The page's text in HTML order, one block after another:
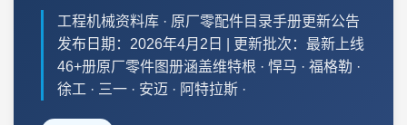
工程机械资料库 · 原厂零配件目录手册更新公告
发布日期：2026年4月2日 | 更新批次：最新上线
46+册原厂零件图册涵盖维特根 · 悍马 · 福格勒 ·
徐工 · 三一 · 安迈 · 阿特拉斯 ·